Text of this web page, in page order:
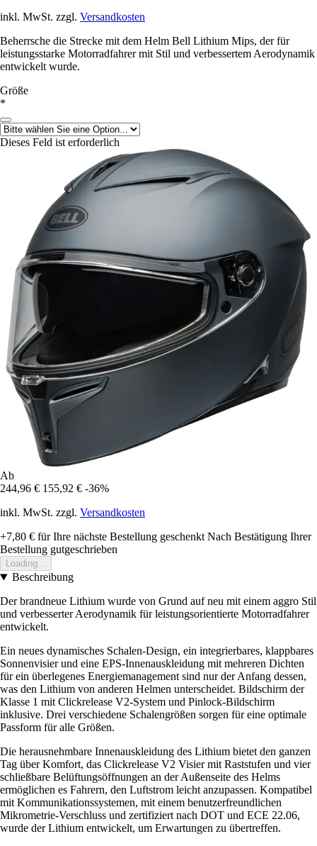
inkl. MwSt. zzgl. Versandkosten
Beherrsche die Strecke mit dem Helm Bell Lithium Mips, der für
leistungsstarke Motorradfahrer mit Stil und verbessertem Aerodynamik
entwickelt wurde.
Größe
*
Dieses Feld ist erforderlich
Ab
244,96 € 155,92 € -36%
inkl. MwSt. zzgl. Versandkosten
+7,80 € für Ihre nächste Bestellung geschenkt Nach Bestätigung Ihrer
Bestellung gutgeschrieben
Loading...
Beschreibung
Der brandneue Lithium wurde von Grund auf neu mit einem aggro Stil
und verbesserter Aerodynamik für leistungsorientierte Motorradfahrer
entwickelt.
Ein neues dynamisches Schalen-Design, ein integrierbares, klappbares
Sonnenvisier und eine EPS-Innenauskleidung mit mehreren Dichten
für ein überlegenes Energiemanagement sind nur der Anfang dessen,
was den Lithium von anderen Helmen unterscheidet. Bildschirm der
Klasse 1 mit Clickrelease V2-System und Pinlock-Bildschirm
inklusive. Drei verschiedene Schalengrößen sorgen für eine optimale
Passform für alle Größen.
Die herausnehmbare Innenauskleidung des Lithium bietet den ganzen
Tag über Komfort, das Clickrelease V2 Visier mit Raststufen und vier
schließbare Belüftungsöffnungen an der Außenseite des Helms
ermöglichen es Fahrern, den Luftstrom leicht anzupassen. Kompatibel
mit Kommunikationssystemen, mit einem benutzerfreundlichen
Mikrometrie-Verschluss und zertifiziert nach DOT und ECE 22.06,
wurde der Lithium entwickelt, um Erwartungen zu übertreffen.